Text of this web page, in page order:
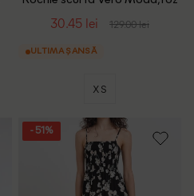
30.45 lei 129.00 lei
ULTIMA ȘANSĂ
XS
- 51%